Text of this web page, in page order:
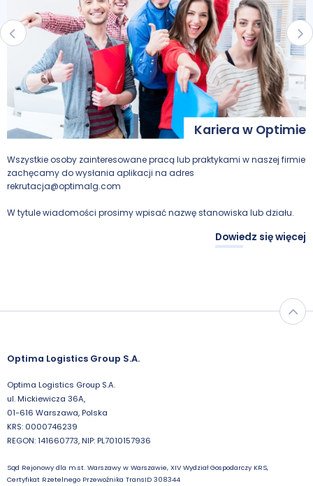
Kariera w Optimie
Wszystkie osoby zainteresowane pracą lub praktykami w naszej firmie
zachęcamy do wysłania aplikacji na adres
rekrutacja@optimalg.com
W tytule wiadomości prosimy wpisać nazwę stanowiska lub działu.
Dowiedz się więcej
Optima Logistics Group S.A.
Optima Logistics Group S.A.
ul. Mickiewicza 36A,
01-616 Warszawa, Polska
KRS: 0000746239
REGON: 141660773, NIP: PL7010157936
Sąd Rejonowy dla m.st. Warszawy w Warszawie, XIV Wydział Gospodarczy KRS,
Certyfikat Rzetelnego Przewoźnika TransID 308344